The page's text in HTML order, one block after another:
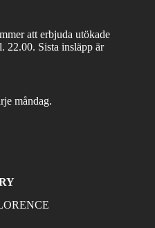
att erbjuda utökade
22.00. Sista insläpp är
måndag.